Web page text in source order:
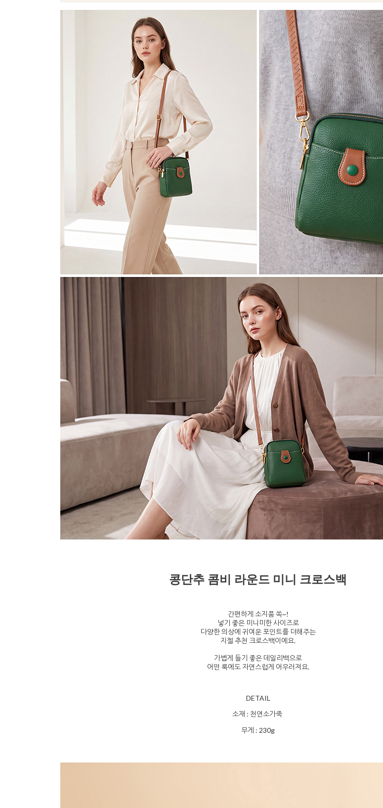
콩단추 콤비 라운드 미니 크로스백
간편하게 소지품 쏙~!
넣기 좋은 미니미한 사이즈로
다양한 의상에 귀여운 포인트를 더해주는
지젤 추천 크로스백이에요.
가볍게 들기 좋은 데일리백으로
어떤 룩에도 자연스럽게 어우러져요.
DETAIL
소재 : 천연소가죽
무게 : 230g